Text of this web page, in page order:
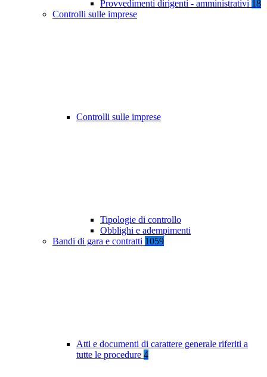
Provvedimenti dirigenti - amministrativi 18
Controlli sulle imprese
Controlli sulle imprese
Tipologie di controllo
Obblighi e adempimenti
Bandi di gara e contratti 1059
Atti e documenti di carattere generale riferiti a
tutte le procedure 4